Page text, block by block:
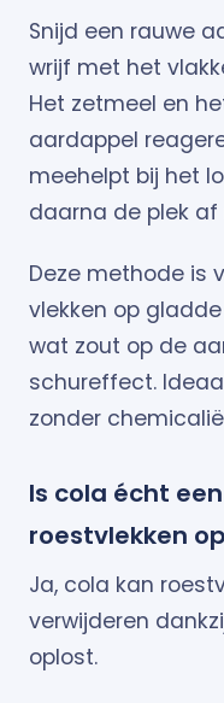
Snijd een rauwe
wrijf met het
Het zetmeel en
aardappel
meehelpt bij het
daarna de plek
Deze methode is
vlekken op
wat zout op de
schureffect.
zonder
Is cola écht
roestvlekken
Ja, cola kan
verwijderen
oplost.